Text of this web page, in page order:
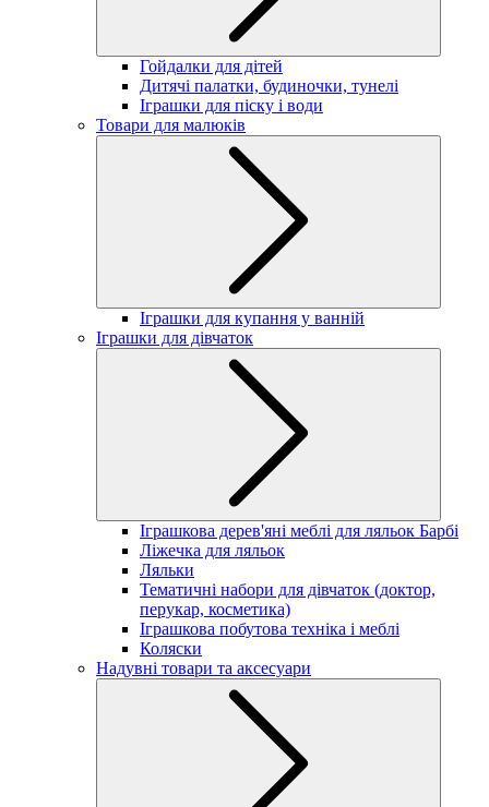
Гойдалки для дітей
Дитячі палатки, будиночки, тунелі
Іграшки для піску і води
Товари для малюків
Іграшки для купання у ванній
Іграшки для дівчаток
Іграшкова дерев'яні меблі для ляльок Барбі
Ліжечка для ляльок
Ляльки
Тематичні набори для дівчаток (доктор,
перукар, косметика)
Іграшкова побутова техніка і меблі
Коляски
Надувні товари та аксесуари